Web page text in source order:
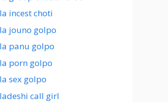
incest choti
jouno golpo
panu golpo
porn golpo
sex golpo
call girl